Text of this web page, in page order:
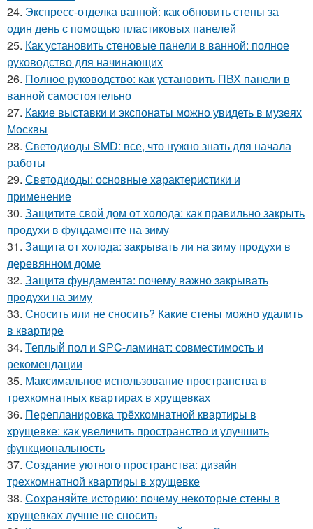
24. Экспресс-отделка ванной: как обновить стены за
один день с помощью пластиковых панелей
25. Как установить стеновые панели в ванной: полное
руководство для начинающих
26. Полное руководство: как установить ПВХ панели в
ванной самостоятельно
27. Какие выставки и экспонаты можно увидеть в музеях
Москвы
28. Светодиоды SMD: все, что нужно знать для начала
работы
29. Светодиоды: основные характеристики и
применение
30. Защитите свой дом от холода: как правильно закрыть
продухи в фундаменте на зиму
31. Защита от холода: закрывать ли на зиму продухи в
деревянном доме
32. Защита фундамента: почему важно закрывать
продухи на зиму
33. Сносить или не сносить? Какие стены можно удалить
в квартире
34. Теплый пол и SPC-ламинат: совместимость и
рекомендации
35. Максимальное использование пространства в
трехкомнатных квартирах в хрущевках
36. Перепланировка трёхкомнатной квартиры в
хрущевке: как увеличить пространство и улучшить
функциональность
37. Создание уютного пространства: дизайн
трехкомнатной квартиры в хрущевке
38. Сохраняйте историю: почему некоторые стены в
хрущевках лучше не сносить